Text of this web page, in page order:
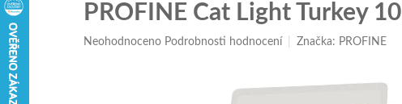
PROFINE Cat Light Turkey
Průměrné
Neohodnoceno Podrobnosti hodnocení Značka: PROFINE